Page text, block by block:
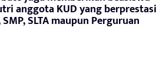
anggota KUD yang berprestasi
SLTA maupun Perguruan